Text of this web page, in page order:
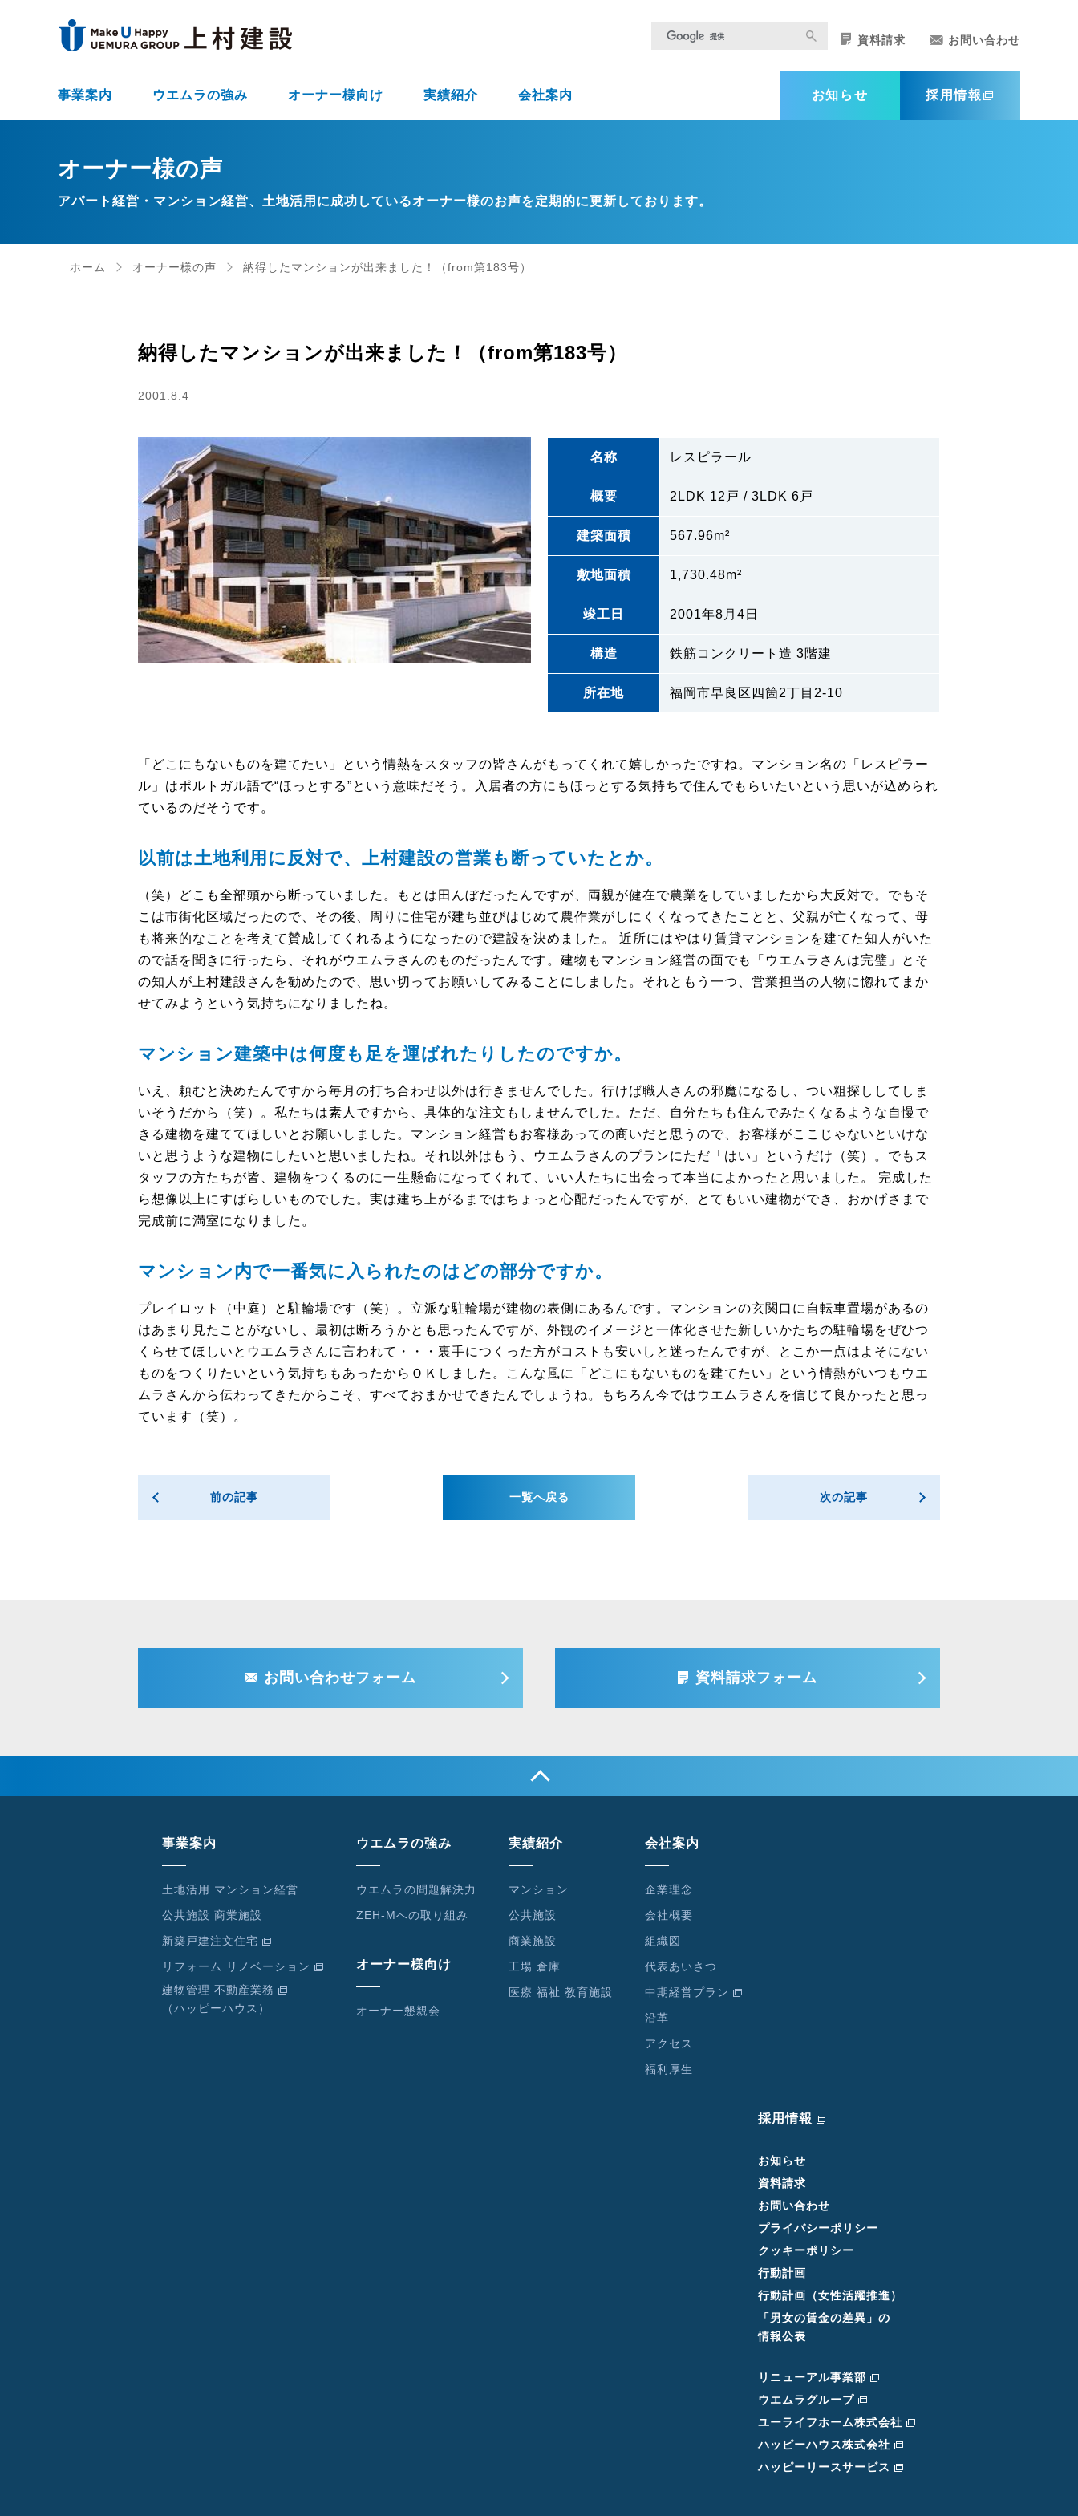
事業案内 ウエムラの強み オーナー様向け 実績紹介 会社案内 お知らせ 採用情報
資料請求 お問い合わせ
オーナー様の声
アパート経営・マンション経営、土地活用に成功しているオーナー様のお声を定期的に更新しております。
ホーム オーナー様の声 納得したマンションが出来ました！（from第183号）
納得したマンションが出来ました！（from第183号）
2001.8.4
名称 レスピラール
概要 2LDK 12戸 / 3LDK 6戸
建築面積 567.96m²
敷地面積 1,730.48m²
竣工日 2001年8月4日
構造 鉄筋コンクリート造 3階建
所在地 福岡市早良区四箇2丁目2-10
「どこにもないものを建てたい」という情熱をスタッフの皆さんがもってくれて嬉しかったですね。マンション名の「レスピラー
ル」はポルトガル語で“ほっとする”という意味だそう。入居者の方にもほっとする気持ちで住んでもらいたいという思いが込められ
ているのだそうです。
以前は土地利用に反対で、上村建設の営業も断っていたとか。
（笑）どこも全部頭から断っていました。もとは田んぼだったんですが、両親が健在で農業をしていましたから大反対で。でもそ
こは市街化区域だったので、その後、周りに住宅が建ち並びはじめて農作業がしにくくなってきたことと、父親が亡くなって、母
も将来的なことを考えて賛成してくれるようになったので建設を決めました。 近所にはやはり賃貸マンションを建てた知人がいた
ので話を聞きに行ったら、それがウエムラさんのものだったんです。建物もマンション経営の面でも「ウエムラさんは完璧」とそ
の知人が上村建設さんを勧めたので、思い切ってお願いしてみることにしました。それともう一つ、営業担当の人物に惚れてまか
せてみようという気持ちになりましたね。
マンション建築中は何度も足を運ばれたりしたのですか。
いえ、頼むと決めたんですから毎月の打ち合わせ以外は行きませんでした。行けば職人さんの邪魔になるし、つい粗探ししてしま
いそうだから（笑）。私たちは素人ですから、具体的な注文もしませんでした。ただ、自分たちも住んでみたくなるような自慢で
きる建物を建ててほしいとお願いしました。マンション経営もお客様あっての商いだと思うので、お客様がここじゃないといけな
いと思うような建物にしたいと思いましたね。それ以外はもう、ウエムラさんのプランにただ「はい」というだけ（笑）。でもス
タッフの方たちが皆、建物をつくるのに一生懸命になってくれて、いい人たちに出会って本当によかったと思いました。 完成した
ら想像以上にすばらしいものでした。実は建ち上がるまではちょっと心配だったんですが、とてもいい建物ができ、おかげさまで
完成前に満室になりました。
マンション内で一番気に入られたのはどの部分ですか。
プレイロット（中庭）と駐輪場です（笑）。立派な駐輪場が建物の表側にあるんです。マンションの玄関口に自転車置場があるの
はあまり見たことがないし、最初は断ろうかとも思ったんですが、外観のイメージと一体化させた新しいかたちの駐輪場をぜひつ
くらせてほしいとウエムラさんに言われて・・・裏手につくった方がコストも安いしと迷ったんですが、とこか一点はよそにない
ものをつくりたいという気持ちもあったからＯＫしました。こんな風に「どこにもないものを建てたい」という情熱がいつもウエ
ムラさんから伝わってきたからこそ、すべておまかせできたんでしょうね。もちろん今ではウエムラさんを信じて良かったと思っ
ています（笑）。
前の記事 一覧へ戻る 次の記事
お問い合わせフォーム 資料請求フォーム
事業案内
土地活用 マンション経営
公共施設 商業施設
新築戸建注文住宅
リフォーム リノベーション
建物管理 不動産業務
（ハッピーハウス）
ウエムラの強み
ウエムラの問題解決力
ZEH-Mへの取り組み
オーナー様向け
オーナー懇親会
実績紹介
マンション
公共施設
商業施設
工場 倉庫
医療 福祉 教育施設
会社案内
企業理念
会社概要
組織図
代表あいさつ
中期経営プラン
沿革
アクセス
福利厚生
採用情報
お知らせ
資料請求
お問い合わせ
プライバシーポリシー
クッキーポリシー
行動計画
行動計画（女性活躍推進）
「男女の賃金の差異」の
情報公表
リニューアル事業部
ウエムラグループ
ユーライフホーム株式会社
ハッピーハウス株式会社
ハッピーリースサービス